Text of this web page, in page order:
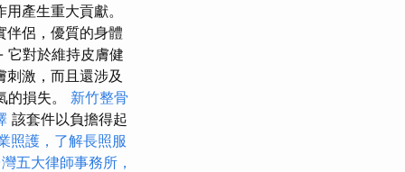
產生重大貢獻。
伴侶，優質的身體
它對於維持皮膚健
刺激，而且還涉及
損失。 新竹整骨
該套件以負擔得起
照護，了解長照服
五大律師事務所，